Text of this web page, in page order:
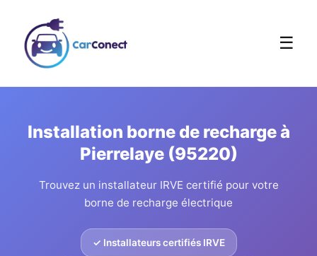
☰
Installation borne de recharge à
Pierrelaye (95220)
Trouvez un installateur IRVE certifié pour votre
borne de recharge électrique
✓ Installateurs certifiés IRVE